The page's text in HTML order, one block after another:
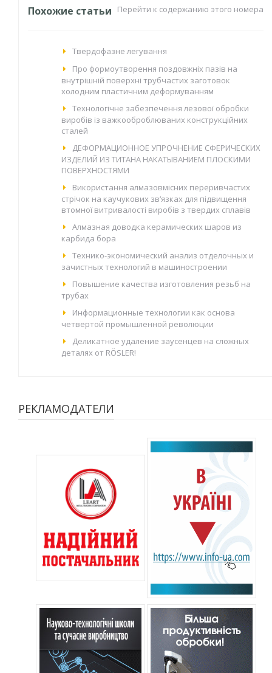
Похожие статьи Перейти к содержанию этого номера
Твердофазне легування
Про формоутворення поздовжніх пазів на
внутрішній поверхні трубчастих заготовок
холодним пластичним деформуванням
Технологічне забезпечення лезової обробки
виробів із важкооброблюваних конструкційних
сталей
ДЕФОРМАЦИОННОЕ УПРОЧНЕНИЕ СФЕРИЧЕСКИХ
ИЗДЕЛИЙ ИЗ ТИТАНА НАКАТЫВАНИЕМ ПЛОСКИМИ
ПОВЕРХНОСТЯМИ
Використання алмазовмісних переривчастих
стрічок на каучукових зв‘язках для підвищення
втомної витривалості виробів з твердих сплавів
Алмазная доводка керамических шаров из
карбида бора
Технико-экономический анализ отделочных и
зачистных технологий в машиностроении
Повышение качества изготовления резьб на
трубах
Информационные технологии как основа
четвертой промышленной революции
Деликатное удаление заусенцев на сложных
деталях от RÖSLER!
РЕКЛАМОДАТЕЛИ